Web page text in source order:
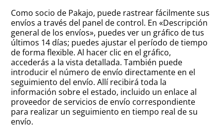
Como socio de Pakajo, puede rastrear fácilmente sus
envíos a través del panel de control. En «Descripción
general de los envíos», puedes ver un gráfico de tus
últimos 14 días; puedes ajustar el período de tiempo
de forma flexible. Al hacer clic en el gráfico,
accederás a la vista detallada. También puede
introducir el número de envío directamente en el
seguimiento del envío. Allí recibirá toda la
información sobre el estado, incluido un enlace al
proveedor de servicios de envío correspondiente
para realizar un seguimiento en tiempo real de su
envío.